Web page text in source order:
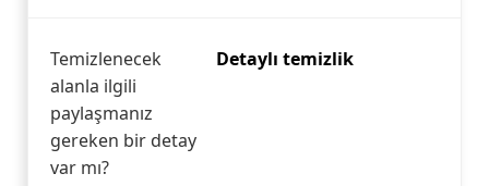
Temizlenecek
alanla ilgili
paylaşmanız
gereken bir detay
var mı?
Detaylı temizlik